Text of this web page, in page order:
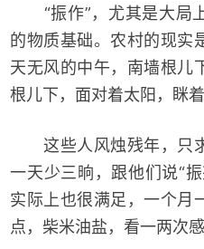
“振作”，尤其是大局
的物质基础。农村的现实
天无风的中午，南墙根儿
根儿下，面对着太阳，眯着
这些人风烛残年，只
一天少三晌，跟他们说“
实际上也很满足，一个月
点，柴米油盐，看一两次